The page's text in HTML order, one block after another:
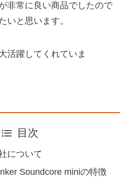
非常に良い商品でしたので
いと思います。
活躍してくれていま
目次
について
Soundcore miniの特徴